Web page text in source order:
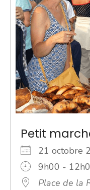
Petit
21 octobre
9h00 -
Place de la